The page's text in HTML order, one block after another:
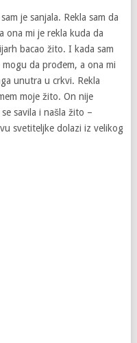
je sanjala. Rekla sam da
ona mi je rekla kuda da
bacao žito. I kada sam
da prođem, a ona mi
unutra u crkvi. Rekla
moje žito. On nije
savila i našla žito –
svetiteljke dolazi iz velikog